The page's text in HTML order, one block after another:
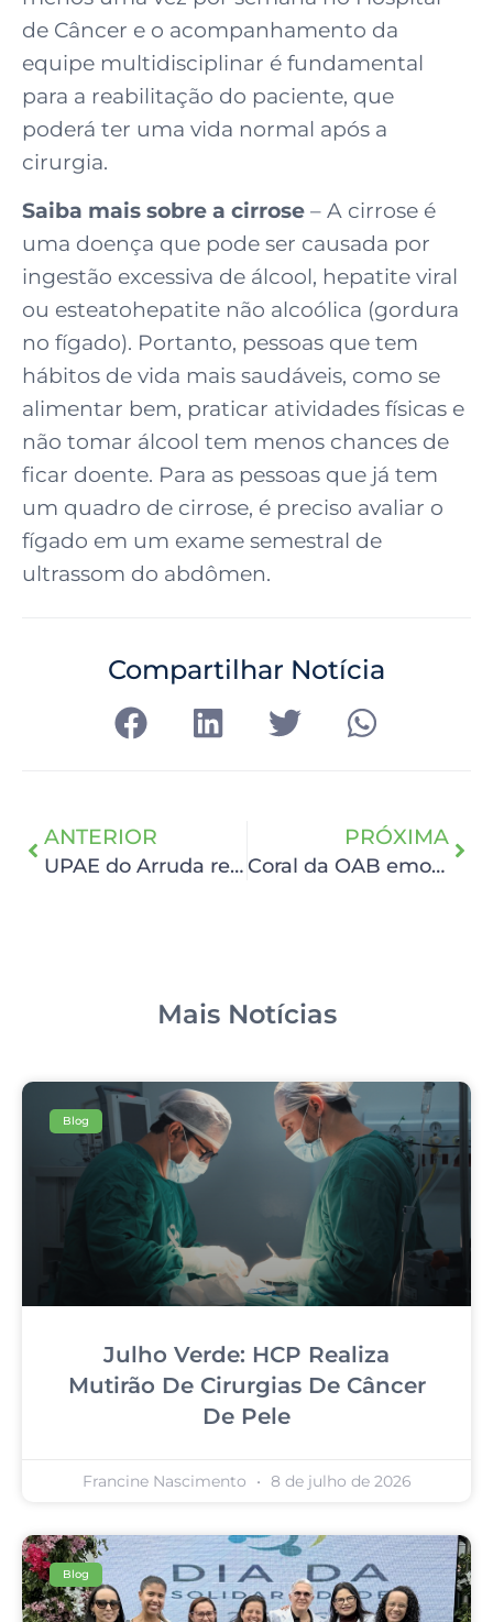
de Câncer e o acompanhamento da
equipe multidisciplinar é fundamental
para a reabilitação do paciente, que
poderá ter uma vida normal após a
cirurgia.
Saiba mais sobre a cirrose – A cirrose é
uma doença que pode ser causada por
ingestão excessiva de álcool, hepatite viral
ou esteatohepatite não alcoólica (gordura
no fígado). Portanto, pessoas que tem
hábitos de vida mais saudáveis, como se
alimentar bem, praticar atividades físicas e
não tomar álcool tem menos chances de
ficar doente. Para as pessoas que já tem
um quadro de cirrose, é preciso avaliar o
fígado em um exame semestral de
ultrassom do abdômen.
Compartilhar Notícia
ANTERIOR
UPAE do Arruda realiza mais de 1,4 mil procedimentos
PRÓXIMA
Coral da OAB emociona os pacientes do HCP
Mais Notícias
Blog
Julho Verde: HCP Realiza
Mutirão De Cirurgias De Câncer
De Pele
Francine Nascimento 8 de julho de 2026
Blog